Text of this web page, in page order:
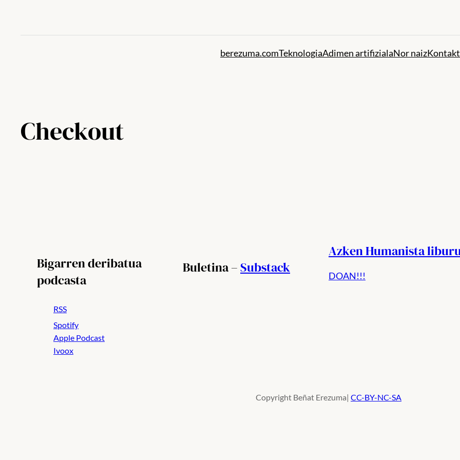
berezuma.comTeknologiaAdimen artifizialaNor naiz
Checkout
Bigarren deribatua
podcasta
RSS
Spotify
Apple Podcast
Ivoox
Buletina –Substack
Azken Humanista
DOAN!!!
Copyright Beñat Erezuma| CC-BY-NC-SA